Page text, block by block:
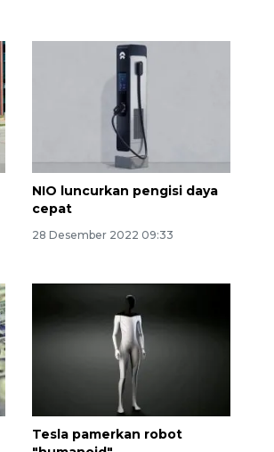
NIO luncurkan pengisi daya
cepat
28 Desember 2022 09:33
Tesla pamerkan robot
positif perekonomian